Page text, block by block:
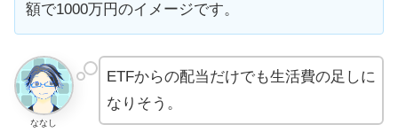
額で1000万円のイメージです。
ななし
ETFからの配当だけでも生活費の足しに
なりそう。